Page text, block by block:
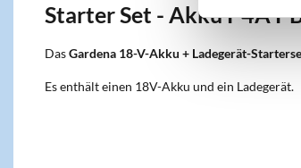
Starter Set - Akku P4A
DasGardena 18-V-Akku + Ladegerät-
Es enthält einen 18V-Akku und ein Ladegerät.